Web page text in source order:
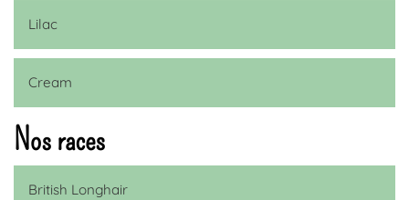
Lilac
Cream
Nos races
British Longhair